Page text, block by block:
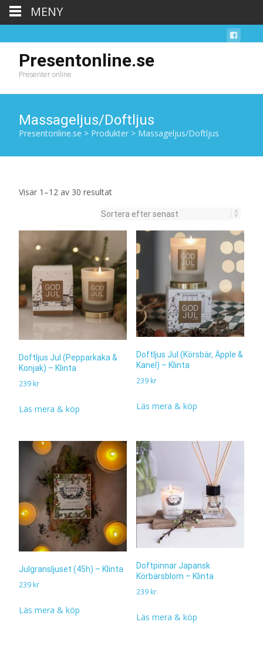
Presentonline.se
Presenter online
Massageljus/Doftljus
Presentonline.se > Produkter > Massageljus/Doftljus
Visar 1–12 av 30 resultatSortera
senaste
Doftljus Jul (Pepparkaka &
Konjak) – Klinta
239 kr
Läs mera & köp
Doftljus Jul (Körsbär, Äpple &
Kanel) – Klinta
239 kr
Läs mera & köp
Julgransljuset (45h) – Klinta
239 kr
Läs mera & köp
Doftpinnar Japansk
Körbärsblom – Klinta
239 kr
Läs mera & köp
MENY